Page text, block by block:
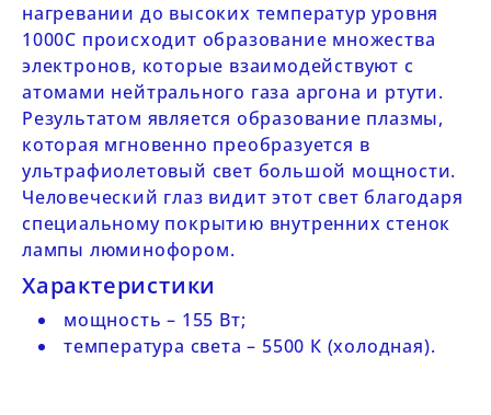
нагревании до высоких температур уровня
1000С происходит образование множества
электронов, которые взаимодействуют с
атомами нейтрального газа аргона и ртути.
Результатом является образование плазмы,
которая мгновенно преобразуется в
ультрафиолетовый свет большой мощности.
Человеческий глаз видит этот свет благодаря
специальному покрытию внутренних стенок
лампы люминофором.
Характеристики
мощность – 155 Вт;
температура света – 5500 К (холодная).